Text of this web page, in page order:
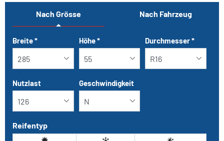
Nach Grösse Nach Fahrzeug
Tab updated: Nach Grösse
Breite* Höhe* Durchmesser*
Nutzlast Geschwindigkeit
Reifentyp